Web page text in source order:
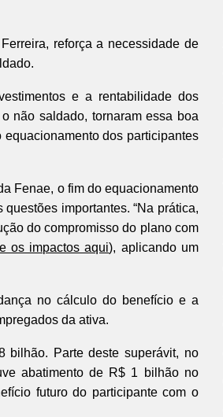
reforça a necessidade de
e a rentabilidade dos
não saldado, tornaram essa boa
dos participantes
Fenae, o fim do equacionamento
importantes. “Na prática,
do compromisso do plano com
os impactos aqui), aplicando um
no cálculo do benefício e a
da ativa.
bilhão. Parte deste superávit, no
abatimento de R$ 1 bilhão no
futuro do participante com o